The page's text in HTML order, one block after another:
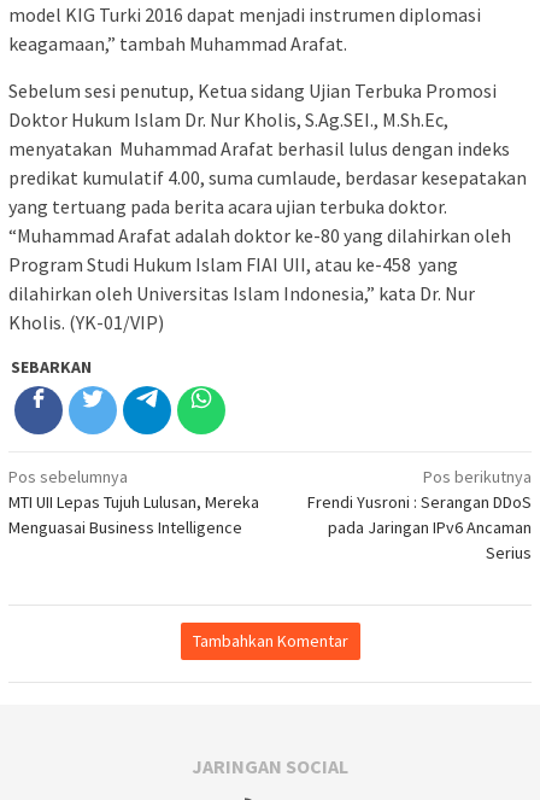
model KIG Turki 2016 dapat menjadi instrumen diplomasi
keagamaan,” tambah Muhammad Arafat.
Sebelum sesi penutup, Ketua sidang Ujian Terbuka Promosi
Doktor Hukum Islam Dr. Nur Kholis, S.Ag.SEI., M.Sh.Ec,
menyatakan Muhammad Arafat berhasil lulus dengan indeks
predikat kumulatif 4.00, suma cumlaude, berdasar kesepatakan
yang tertuang pada berita acara ujian terbuka doktor.
“Muhammad Arafat adalah doktor ke-80 yang dilahirkan oleh
Program Studi Hukum Islam FIAI UII, atau ke-458 yang
dilahirkan oleh Universitas Islam Indonesia,” kata Dr. Nur
Kholis. (YK-01/VIP)
SEBARKAN
Navigasi
pos
Pos sebelumnya
MTI UII Lepas Tujuh Lulusan, Mereka
Menguasai Business Intelligence
Pos berikutnya
Frendi Yusroni : Serangan DDoS
pada Jaringan IPv6 Ancaman
Serius
Tambahkan Komentar
JARINGAN SOCIAL